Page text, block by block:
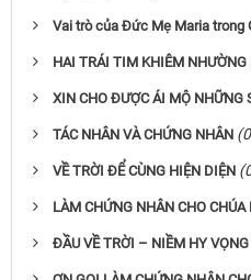
Vai trò của Đức Mẹ Maria trong
HAI TRÁI TIM KHIÊM NHƯỜNG
XIN CHO ĐƯỢC ÁI MỘ NHỮNG
TÁC NHÂN VÀ CHỨNG NHÂN
VỀ TRỜI ĐỂ CÙNG HIỆN DIỆN
LÀM CHỨNG NHÂN CHO
ĐẦU VỀ TRỜI – NIỀM HY